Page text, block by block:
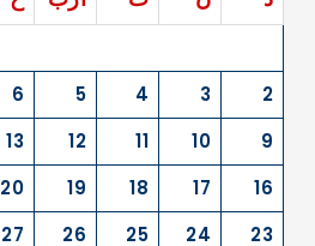
2
3
4
5
6
9
10
11
12
13
16
17
18
19
20
23
24
25
26
27